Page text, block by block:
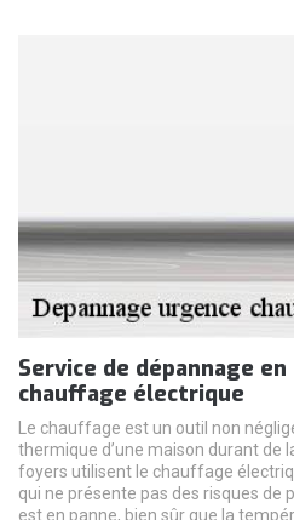
Service de dépannage en
chauffage électrique
Le chauffage est un outil non
thermique d’une maison durant de
foyers utilisent le chauffage
qui ne présente pas des risques de
est en panne, bien sûr que la